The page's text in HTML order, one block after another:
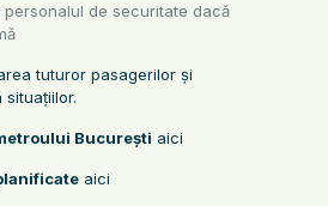
personalul de securitate dacă
tuturor pasagerilor și
București aici
aici